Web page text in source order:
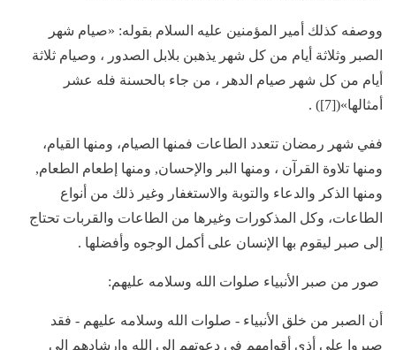
ووصفه كذلك أمير المؤمنين عليه السلام بقوله: «صيام شهر
الصبر وثلاثة أيام من كل شهر يذهبن بلابل الصدور ، وصيام ثلاثة
أيام من كل شهر صيام الدهر ، من جاء بالحسنة فله عشر
أمثالها»([7]) .
ففي شهر رمضان تتعدد الطاعات فمنها الصيام، ومنها القيام،
ومنها تلاوة القرآن ، ومنها البر والإحسان, ومنها إطعام الطعام,
ومنها الذكر والدعاء والتوبة والاستغفار وغير ذلك من أنواع
الطاعات، وكل المذكورات وغيرها من الطاعات والقربات تحتاج
إلى صبر ليقوم بها الإنسان على أكمل الوجوه وأفضلها .
صور من صبر الأنبياء صلوات الله وسلامه عليهم:
أن الصبر من خلق الأنبياء - صلوات الله وسلامه عليهم - فقد
صبروا على أذى أقوامهم في دعوتهم إلى الله وإرشادهم إلى